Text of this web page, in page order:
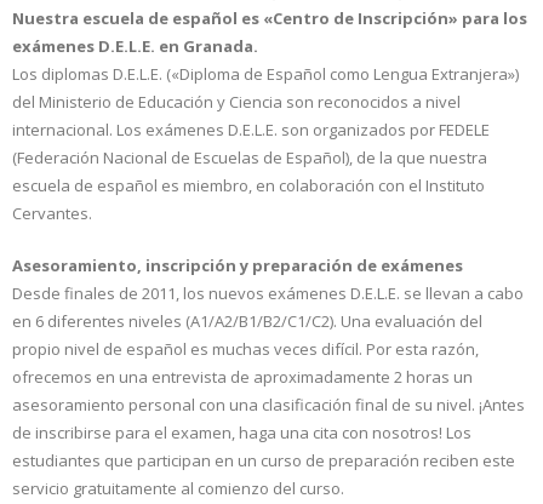
Nuestra escuela de español es «Centro de Inscripción» para los
exámenes D.E.L.E. en Granada.
Los diplomas D.E.L.E. («Diploma de Español como Lengua Extranjera»)
del Ministerio de Educación y Ciencia son reconocidos a nivel
internacional. Los exámenes D.E.L.E. son organizados por FEDELE
(Federación Nacional de Escuelas de Español), de la que nuestra
escuela de español es miembro, en colaboración con el Instituto
Cervantes.
Asesoramiento, inscripción y preparación de exámenes
Desde finales de 2011, los nuevos exámenes D.E.L.E. se llevan a cabo
en 6 diferentes niveles (A1/A2/B1/B2/C1/C2). Una evaluación del
propio nivel de español es muchas veces difícil. Por esta razón,
ofrecemos en una entrevista de aproximadamente 2 horas un
asesoramiento personal con una clasificación final de su nivel. ¡Antes
de inscribirse para el examen, haga una cita con nosotros! Los
estudiantes que participan en un curso de preparación reciben este
servicio gratuitamente al comienzo del curso.